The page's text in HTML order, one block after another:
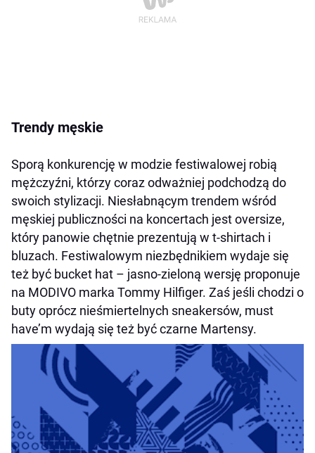
Trendy męskie
Sporą konkurencję w modzie festiwalowej robią
mężczyźni, którzy coraz odważniej podchodzą do
swoich stylizacji. Niesłabnącym trendem wśród
męskiej publiczności na koncertach jest oversize,
który panowie chętnie prezentują w t-shirtach i
bluzach. Festiwalowym niezbędnikiem wydaje się
też być bucket hat – jasno-zieloną wersję proponuje
na MODIVO marka Tommy Hilfiger. Zaś jeśli chodzi o
buty oprócz nieśmiertelnych sneakersów, must
have’m wydają się też być czarne Martensy.